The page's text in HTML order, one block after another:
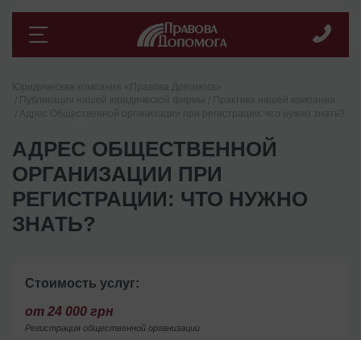
АДРЕС ОБЩЕСТВЕННОЙ
ОРГАНИЗАЦИИ ПРИ
РЕГИСТРАЦИИ: ЧТО НУЖНО
ЗНАТЬ?
Стоимость услуг:
от 24 000 грн
Регистрация общественной организации